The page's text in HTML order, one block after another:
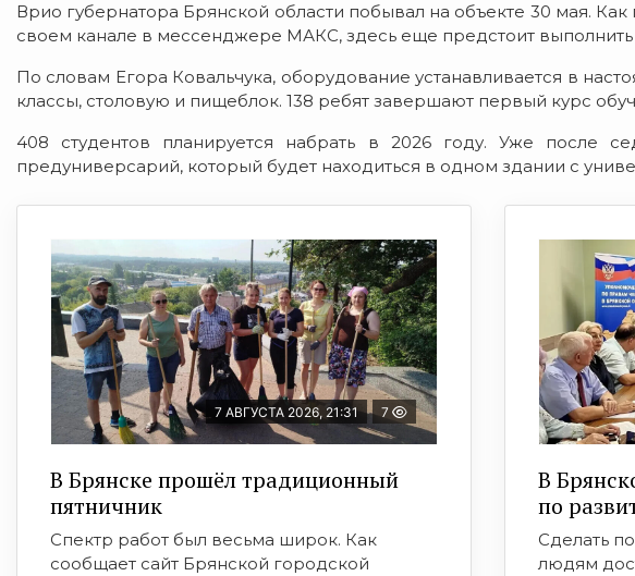
Врио губернатора Брянской области побывал на объекте 30 мая.
своем канале в мессенджере МАКС, здесь еще предстоит
По словам Егора Ковальчука, оборудование устанавливается в
классы, столовую и пищеблок. 138 ребят завершают первый курс
408 студентов планируется набрать в 2026 году. Уже после
предуниверсарий, который будет находиться в одном здании с
7 АВГУСТА 2026, 21:31 7
В Брянске прошёл традиционный
пятничник
Спектр работ был весьма широк. Как
сообщает сайт Брянской городской
В
по
Сделать
людям